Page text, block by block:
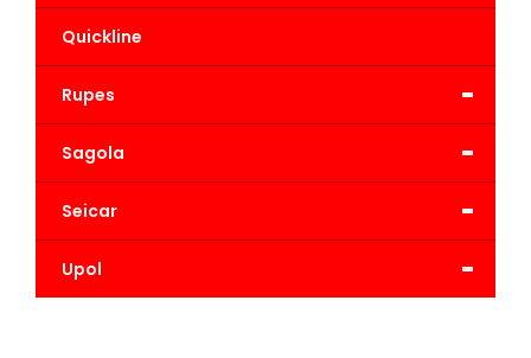
Quickline
-
Rupes
-
Sagola
-
Seicar
-
Upol